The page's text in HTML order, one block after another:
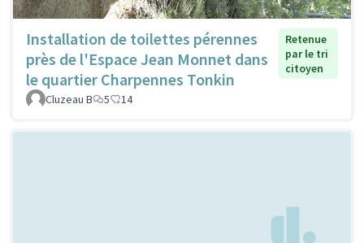
Installation de toilettes pérennes
près de l'Espace Jean Monnet dans
le quartier Charpennes Tonkin
Retenue
par le tri
citoyen
Cluzeau B 5 14